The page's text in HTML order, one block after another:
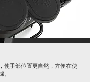
使手部位置更自然，方便在使